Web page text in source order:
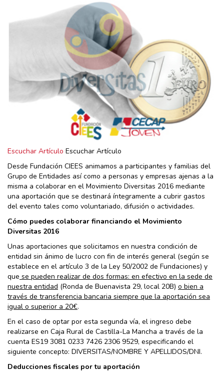
Escuchar Artículo Escuchar Artículo
Desde Fundación CIEES animamos a participantes y familias del
Grupo de Entidades así como a personas y empresas ajenas a la
misma a colaborar en el Movimiento Diversitas 2016 mediante
una aportación que se destinará íntegramente a cubrir gastos
del evento tales como voluntariado, difusión o actividades.
Cómo puedes colaborar financiando el Movimiento
Diversitas 2016
Unas aportaciones que solicitamos en nuestra condición de
entidad sin ánimo de lucro con fin de interés general (según se
establece en el artículo 3 de la Ley 50/2002 de Fundaciones) y
que se pueden realizar de dos formas: en efectivo en la sede de
nuestra entidad (Ronda de Buenavista 29, local 20B) o bien a
través de transferencia bancaria siempre que la aportación sea
igual o superior a 20€.
En el caso de optar por esta segunda vía, el ingreso debe
realizarse en Caja Rural de Castilla-La Mancha a través de la
cuenta ES19 3081 0233 7426 2306 9529, especificando el
siguiente concepto: DIVERSITAS/NOMBRE Y APELLIDOS/DNI.
Deducciones fiscales por tu aportación